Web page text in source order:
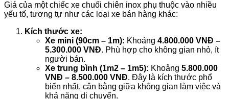
Giá của một chiếc xe chuối chiên inox phụ thuộc vào nhiều
yếu tố, tương tự như các loại xe bán hàng khác:
Kích thước xe:
Xe mini (90cm – 1m): Khoảng 4.800.000 VNĐ –
5.300.000 VNĐ. Phù hợp cho không gian nhỏ, ít
người bán.
Xe trung bình (1m2 – 1m5): Khoảng 5.800.000
VNĐ – 8.500.000 VNĐ. Đây là kích thước phổ
biến nhất, cân bằng giữa không gian làm việc và
khả năng di chuyển.